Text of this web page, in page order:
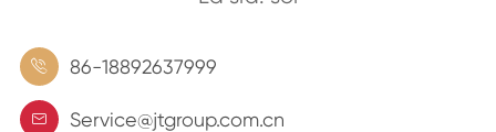
 86-18892637999
 Service@jtgroup.com.cn